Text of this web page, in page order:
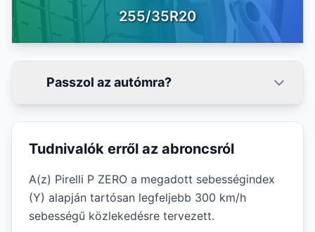
255/35R20
Passzol az autómra?
Tudnivalók erről az abroncsról
A(z) Pirelli P ZERO a megadott sebességindex
(Y) alapján tartósan legfeljebb 300 km/h
sebességű közlekedésre tervezett.